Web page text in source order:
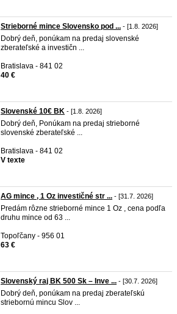
Strieborné mince Slovensko pod ... - [1.8. 2026]
Dobrý deň, ponúkam na predaj slovenské
zberateľské a investičn ...
Bratislava - 841 02
40 €
Slovenské 10€ BK - [1.8. 2026]
Dobrý deň, Ponúkam na predaj strieborné
slovenské zberateľské ...
Bratislava - 841 02
V texte
AG mince , 1 Oz investičné str ... - [31.7. 2026]
Predám rôzne strieborné mince 1 Oz , cena podľa
druhu mince od 63 ...
Topoľčany - 956 01
63 €
Slovenský raj BK 500 Sk – Inve ... - [30.7. 2026]
Dobrý deň, ponúkam na predaj zberateľskú
striebornú mincu Slov ...